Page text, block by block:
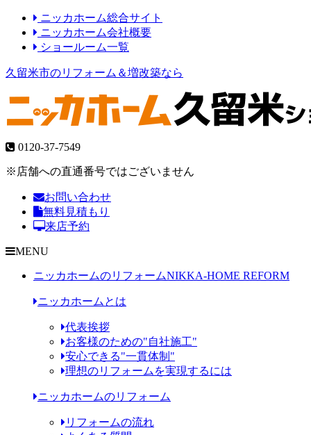
ニッカホーム総合サイト
ニッカホーム会社概要
ショールーム一覧
久留米市のリフォーム＆増改築なら
0120-37-7549
※店舗への直通番号ではございません
お問い合わせ
無料見積もり
来店予約
MENU
ニッカホームのリフォームNIKKA-HOME REFORM
ニッカホームとは
代表挨拶
お客様のための"自社施工"
安心できる"一貫体制"
理想のリフォームを実現するには
ニッカホームのリフォーム
リフォームの流れ